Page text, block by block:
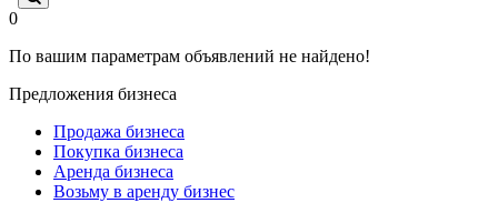
0
По вашим параметрам объявлений не найдено!
Предложения бизнеса
Продажа бизнеса
Покупка бизнеса
Аренда бизнеса
Возьму в аренду бизнес